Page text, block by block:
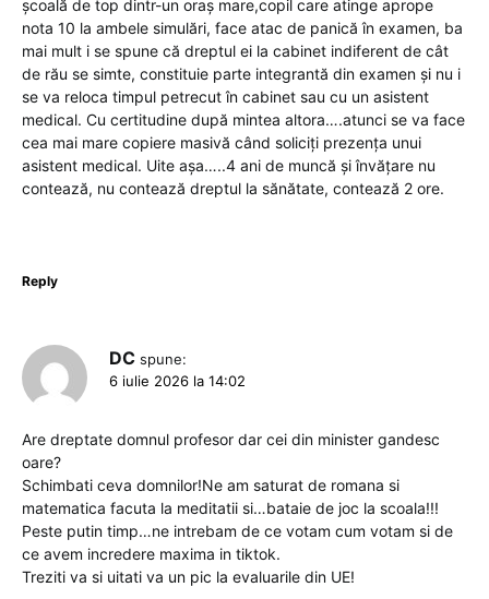
școală de top dintr-un oraș mare,copil care atinge aprope
nota 10 la ambele simulări, face atac de panică în examen, ba
mai mult i se spune că dreptul ei la cabinet indiferent de cât
de rău se simte, constituie parte integrantă din examen și nu i
se va reloca timpul petrecut în cabinet sau cu un asistent
medical. Cu certitudine după mintea altora….atunci se va face
cea mai mare copiere masivă când soliciți prezența unui
asistent medical. Uite așa…..4 ani de muncă și învățare nu
contează, nu contează dreptul la sănătate, contează 2 ore.
Reply
DC spune:
6 iulie 2026 la 14:02
Are dreptate domnul profesor dar cei din minister gandesc
oare?
Schimbati ceva domnilor!Ne am saturat de romana si
matematica facuta la meditatii si…bataie de joc la scoala!!!
Peste putin timp…ne intrebam de ce votam cum votam si de
ce avem incredere maxima in tiktok.
Treziti va si uitati va un pic la evaluarile din UE!